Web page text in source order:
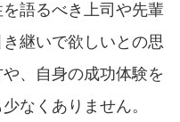
語るべき上司や先輩
継いで欲しいとの思
、自身の成功体験を
なくありません。